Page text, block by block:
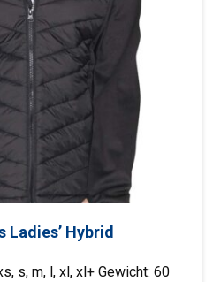
Hybrid
s, m, l, xl, xl+ Gewicht: 60